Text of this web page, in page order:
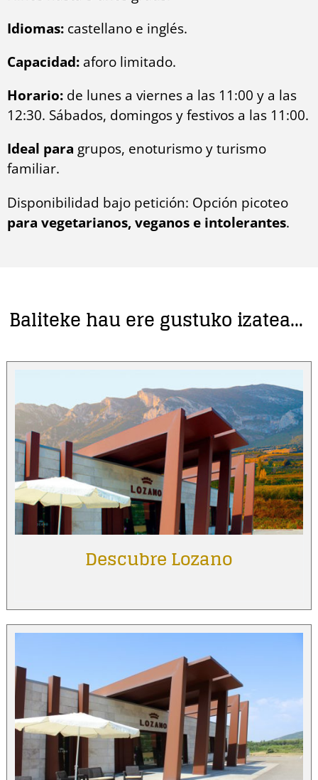
Idiomas: castellano e inglés.
Capacidad: aforo limitado.
Horario: de lunes a viernes a las 11:00 y a las
12:30. Sábados, domingos y festivos a las 11:00.
Ideal para grupos, enoturismo y turismo
familiar.
Disponibilidad bajo petición: Opción picoteo
para vegetarianos, veganos e intolerantes.
Baliteke hau ere gustuko izatea…
Descubre Lozano